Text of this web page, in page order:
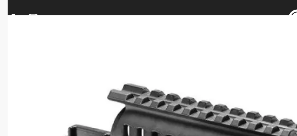
ΟΠΛΑ – ΚΥΝΗΓΙ – ΣΚΟΠΟΒΟΛΗ